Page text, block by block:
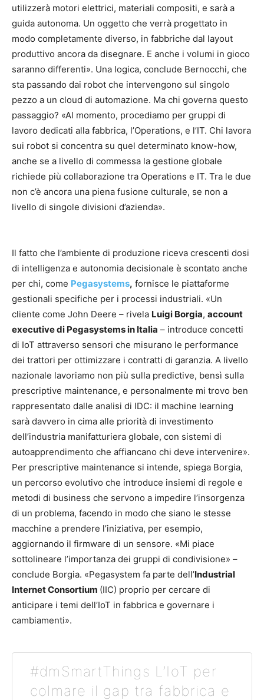
utilizzerà motori elettrici, materiali compositi, e sarà a
guida autonoma. Un oggetto che verrà progettato in
modo completamente diverso, in fabbriche dal layout
produttivo ancora da disegnare. E anche i volumi in gioco
saranno differenti». Una logica, conclude Bernocchi, che
sta passando dai robot che intervengono sul singolo
pezzo a un cloud di automazione. Ma chi governa questo
passaggio? «Al momento, procediamo per gruppi di
lavoro dedicati alla fabbrica, l’Operations, e l’IT. Chi lavora
sui robot si concentra su quel determinato know-how,
anche se a livello di commessa la gestione globale
richiede più collaborazione tra Operations e IT. Tra le due
non c’è ancora una piena fusione culturale, se non a
livello di singole divisioni d’azienda».
Il fatto che l’ambiente di produzione riceva crescenti dosi
di intelligenza e autonomia decisionale è scontato anche
per chi, come Pegasystems, fornisce le piattaforme
gestionali specifiche per i processi industriali. «Un
cliente come John Deere – rivela Luigi Borgia, account
executive di Pegasystems in Italia – introduce concetti
di IoT attraverso sensori che misurano le performance
dei trattori per ottimizzare i contratti di garanzia. A livello
nazionale lavoriamo non più sulla predictive, bensì sulla
prescriptive maintenance, e personalmente mi trovo ben
rappresentato dalle analisi di IDC: il machine learning
sarà davvero in cima alle priorità di investimento
dell’industria manifatturiera globale, con sistemi di
autoapprendimento che affiancano chi deve intervenire».
Per prescriptive maintenance si intende, spiega Borgia,
un percorso evolutivo che introduce insiemi di regole e
metodi di business che servono a impedire l’insorgenza
di un problema, facendo in modo che siano le stesse
macchine a prendere l’iniziativa, per esempio,
aggiornando il firmware di un sensore. «Mi piace
sottolineare l’importanza dei gruppi di condivisione» –
conclude Borgia. «Pegasystem fa parte dell’Industrial
Internet Consortium (IIC) proprio per cercare di
anticipare i temi dell’IoT in fabbrica e governare i
cambiamenti».
#dmSmartThings L’IoT per
colmare il gap tra fabbrica e